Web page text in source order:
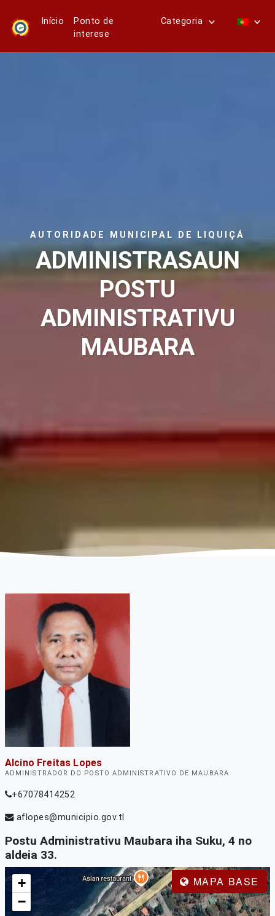
Início
Ponto de
interese
Categoria
AUTORIDADE MUNICIPAL DE LIQUIÇÁ
ADMINISTRASAUN
POSTU
ADMINISTRATIVU
MAUBARA
Alcino Freitas Lopes
ADMINISTRADOR DO POSTO ADMINISTRATIVO DE MAUBARA
+67078414252
aflopes@municipio.gov.tl
Postu Administrativu Maubara iha Suku, 4 no
aldeia 33.
MAPA BASE
+
−